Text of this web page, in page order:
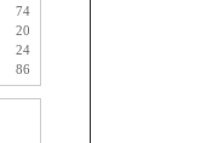
74
20
24
86